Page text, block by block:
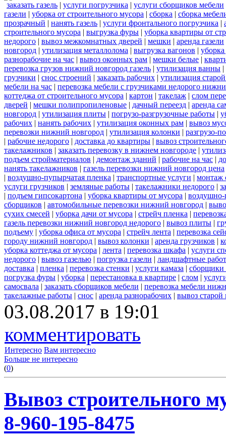
заказать газель | услуги погрузчика | услуги сборщиков мебели
газели | уборка от строительного мусора | сборка | сборка
прозрачный | нанять газель | услуги фронтального погрузчика |
строительного мусора | выгрузка фуры | уборка квартиры от
недорого | вывоз межкомнатных дверей | мешки | аренда газели
новгород | утилизация металлолома | выгрузка вагонов |
разнорабочие на час | вывоз оконных рам | мешки белые |
перевозка грузов нижний новгород газель | утилизация ванны |
грузчики | снос строений | заказать рабочих | утилизация
мебели на час | перевозка мебели с грузчиками недорого
коттеджа от строительного мусора | картон | такелаж | слом
дверей | мешки полипропиленовые | дачный переезд | аренда
новгород | утилизация плиты | погрузо-разгрузочные работы |
рабочих | нанять рабочих | утилизация оконных рам | вывоз
перевозки нижний новгород | утилизация колонки | разгрузо-
| рабочие недорого | доставка до квартиры | вывоз
такелажников | заказать перевозку в нижнем новгороде |
подъем стройматериалов | демонтаж зданий | рабочие на час |
нанять такелажников | газель перевозки нижний новгород цена
| воздушно-пупырчатая пленка | транспортные услуги | монтаж
услуги грузчиков | земляные работы | такелажники недорого |
| подъем гипсокартона | уборка квартиры от мусора | воздушно-
сборщиков | автомобильные перевозки нижний новгород |
сухих смесей | уборка дачи от мусора | стрейч пленка |
газель перевозки нижний новгород недорого | вывоз плиты |
подъему | уборка офиса от мусора | стрейч лента | перевозка
городу нижний новгород | вывоз колонки | аренда грузчиков |
уборка коттеджа от мусора | лента | перевозка шкафа | услуги
недорого | вывоз газелью | погрузка газели | ландшафтные
доставка | пленка | перевозка стенки | услуги камаза | сборщики
погрузка фуры | уборка | перестановка в квартире | слом |
самосвала | заказать сборщиков мебели | перевозка мебели
такелажные работы | снос | аренда разнорабочих | вывоз старой
03.08.2017 в 19:01
комментировать
Интересно Вам интересно
Больше не интересно
(0)
Вывоз строительного
8-960-195-8475